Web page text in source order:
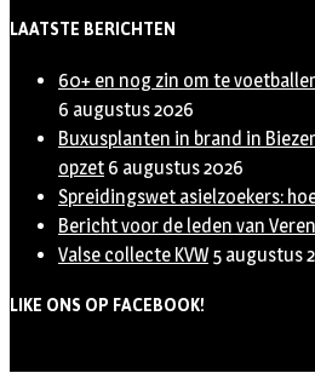
LAATSTE BERICHTEN
60+ en nog zin om te
6 augustus 2026
Buxusplanten in brand in
opzet 6 augustus 2026
Spreidingswet asielzoekers:
Bericht voor de leden van
Valse collecte KVW 5 augustus
LIKE ONS OP FACEBOOK!